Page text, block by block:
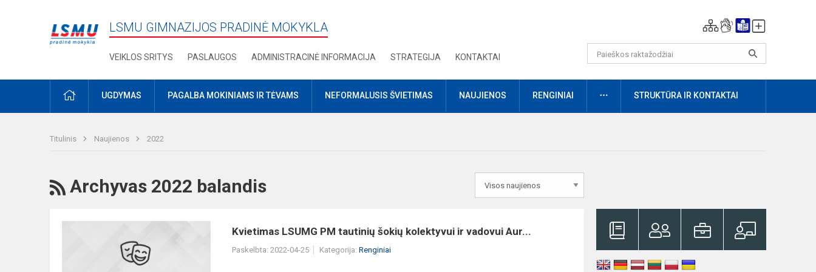
LSMU GIMNAZIJOS PRADINĖ MOKYKLA
VEIKLOS SRITYS PASLAUGOS ADMINISTRACINĖ INFORMACIJA STRATEGIJA KONTAKTAI
PRADŽIAUGDYMAS PAGALBA MOKINIAMS IR TĖVAMS NEFORMALUSIS ŠVIETIMAS NAUJIENOS RENGINIAI DAUGIAUSTRUKTŪRA IR KONTAKTAI
Titulinis Naujienos 2022
RSS
Archyvas 2022 balandis
Kvietimas LSUMG PM tautinių šokių kolektyvui ir vadovui Aur...
Paskelbta: 2022-04-25 Kategorija: Renginiai